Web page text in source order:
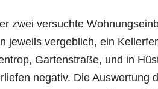
zwei versuchte
jeweils vergeblich, ein
Gartenstraße, und in
negativ. Die Auswertung